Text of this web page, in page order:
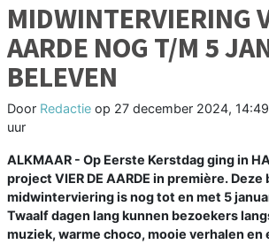
MIDWINTERVIERING
AARDE NOG T/M 5
BELEVEN
Door Redactie op 27 december 2024, 14:49
uur
ALKMAAR - Op Eerste Kerstdag ging in
project VIER DE AARDE in première.
midwinterviering is nog tot en met 5
Twaalf dagen lang kunnen bezoekers
muziek, warme choco, mooie verhalen en